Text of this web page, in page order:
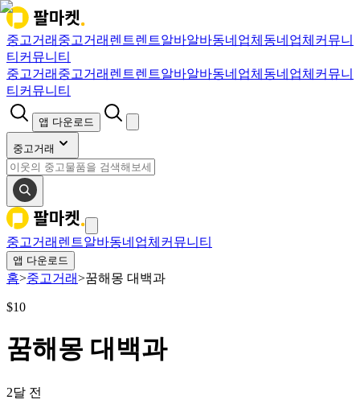
중고거래 중고거래 렌트렌트알바알바동네업체 동네업체 커뮤니
티 커뮤니티
중고거래 중고거래 렌트렌트알바알바동네업체 동네업체 커뮤니
티 커뮤니티
앱 다운로드
중고거래
중고거래 렌트알바동네업체 커뮤니티
앱 다운로드
홈>중고거래>꿈해몽 대백과
$10
꿈해몽 대백과
2달 전